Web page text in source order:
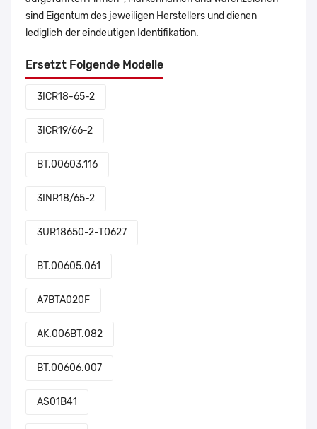
sind Eigentum des jeweiligen Herstellers und dienen
lediglich der eindeutigen Identifikation.
Ersetzt Folgende Modelle
3ICR18-65-2
3ICR19/66-2
BT.00603.116
3INR18/65-2
3UR18650-2-T0627
BT.00605.061
A7BTA020F
AK.006BT.082
BT.00606.007
AS01B41